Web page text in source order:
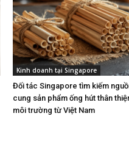
Kinh doanh tại Singapore
Đối tác Singapore tìm kiếm
cung sản phẩm ống hút thân
môi trường từ Việt Nam